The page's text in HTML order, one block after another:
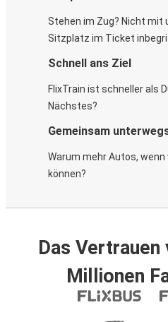
Stehen im Zug? Nicht mit
Sitzplatz im Ticket
Schnell ans Ziel
FlixTrain ist schneller als
Nächstes?
Gemeinsam
Warum mehr Autos,
können?
Das Vertrauen
Millionen